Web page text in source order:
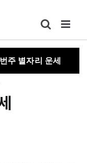
주 별자리 운세